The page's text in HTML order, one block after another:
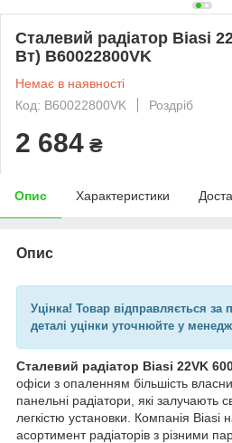
Сталевий радіатор Biasi
Вт) B60022800VK
Немає в наявності
Код: B60022800VK
Роздріб
2 684 ₴
Опис Характеристики
Опис
Уцінка! Товар відправляється
деталі уцінки уточнюйте у
Сталевий радіатор Biasi 22VK
офіси з опаленням більшість
панельні радіатори, які залучають
легкістю установки. Компанія Biasi
асортимент радіаторів з різними